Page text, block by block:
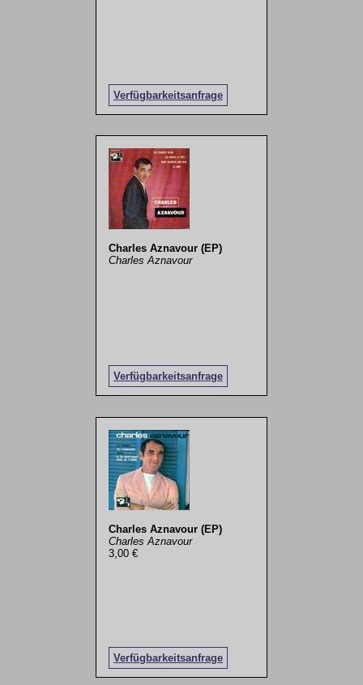
Verfügbarkeitsanfrage
Charles Aznavour (EP)
Charles Aznavour
Verfügbarkeitsanfrage
Charles Aznavour (EP)
Charles Aznavour
3,00 €
Verfügbarkeitsanfrage